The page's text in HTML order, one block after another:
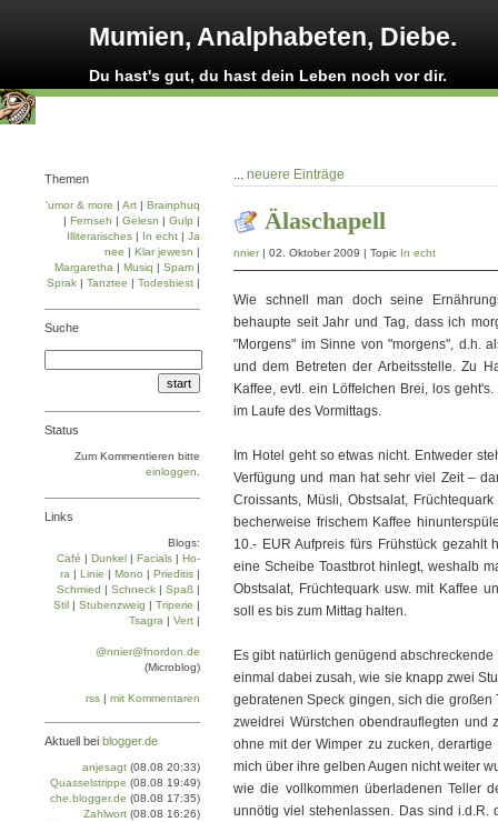
Mumien, Analphabeten, Diebe.
Du hast's gut, du hast dein Leben noch vor dir.
... neuere Einträge
Älaschapell
nnier| 02. Oktober 2009 | Topic In echt
Wie schnell man doch seine
behaupte seit Jahr und Tag, dass ich
"Morgens" im Sinne von "morgens", d.h.
und dem Betreten der Arbeitsstelle. Zu
Kaffee, evtl. ein Löffelchen Brei, los
im Laufe des Vormittags.
Im Hotel geht so etwas nicht. Entweder
Verfügung und man hat sehr viel Zeit –
Croissants, Müsli, Obstsalat,
becherweise frischem Kaffee
10.- EUR Aufpreis fürs Frühstück
eine Scheibe Toastbrot hinlegt, weshalb
Obstsalat, Früchtequark usw. mit Kaffee
soll es bis zum Mittag halten.
Es gibt natürlich genügend
einmal dabei zusah, wie sie knapp zwei
gebratenen Speck gingen, sich die
zweidrei Würstchen obendrauflegten und
ohne mit der Wimper zu zucken,
mich über ihre gelben Augen nicht weiter
wie die vollkommen überladenen Teller
unnötig viel stehenlassen. Das sind
Themen
'umor & more | Art | Brainphuq
| Fernseh | Gelesn | Gulp |
Illiterarisches | In echt | Ja
nee | Klar jewesn |
Margaretha | Musiq | Spam |
Sprak | Tanztee | Todesbiest |
Suche
Status
Zum Kommentieren bitte
einloggen
Links
Blogs:
Café | Dun­kel | Facials | Ho­
ra | Linie | Mo­no | Prie­di­tis |
Schmied | Schneck | Spaß |
Stil | Stu­ben­zweig | Tri­pe­rie |
Tsa­gra | Vert |
@nnier@fnordon.de
(Microblog)
rss | mit Kommentaren
Aktuell bei blogger.de
anjesagt (08.08 20:33)
Quasselstrippe (08.08 19:49)
che.blogger.de (08.08 17:35)
Zahlwort (08.08 16:26)